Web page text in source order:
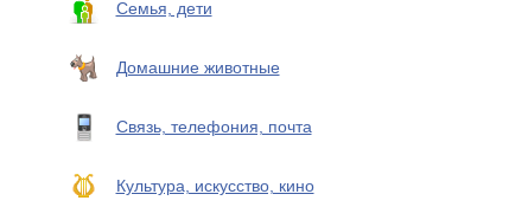
Семья, дети
Домашние животные
Связь, телефония, почта
Культура, искусство, кино